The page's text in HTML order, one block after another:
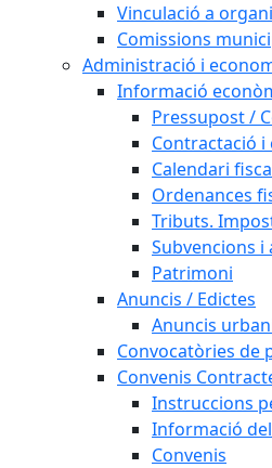
Vinculació a
Comissions
Administració i
Informació
Pressupost /
Contractació i
Calendari
Ordenances
Tributs.
Subvencions i
Patrimoni
Anuncis / Edictes
Anuncis
Convocatòries de
Convenis
Instruccions
Informació
Convenis